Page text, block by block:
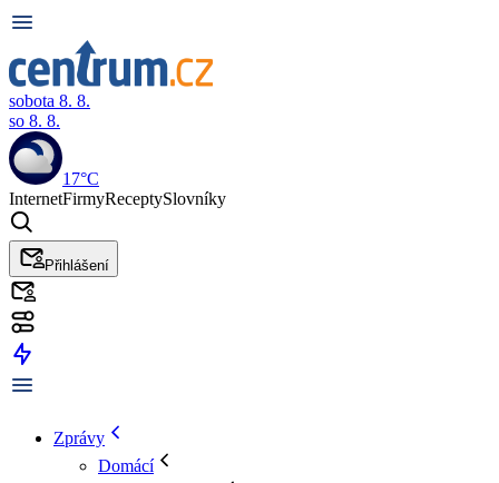
sobota 8. 8.
so 8. 8.
17°C
InternetFirmyReceptySlovníky
Přihlášení
Zprávy
Domácí